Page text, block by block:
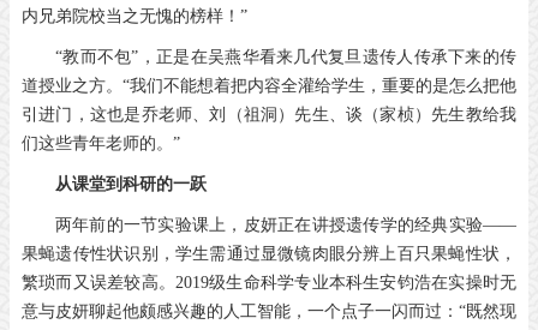
内兄弟院校当之无愧的榜样！”
“教而不包”，正是在吴燕华看来几代复旦遗传人传承下来的传
道授业之方。“我们不能想着把内容全灌给学生，重要的是怎么把他
引进门，这也是乔老师、刘（祖洞）先生、谈（家桢）先生教给我
们这些青年老师的。”
从课堂到科研的一跃
两年前的一节实验课上，皮妍正在讲授遗传学的经典实验——
果蝇遗传性状识别，学生需通过显微镜肉眼分辨上百只果蝇性状，
繁琐而又误差较高。2019级生命科学专业本科生安钧浩在实操时无
意与皮妍聊起他颇感兴趣的人工智能，一个点子一闪而过：“既然现